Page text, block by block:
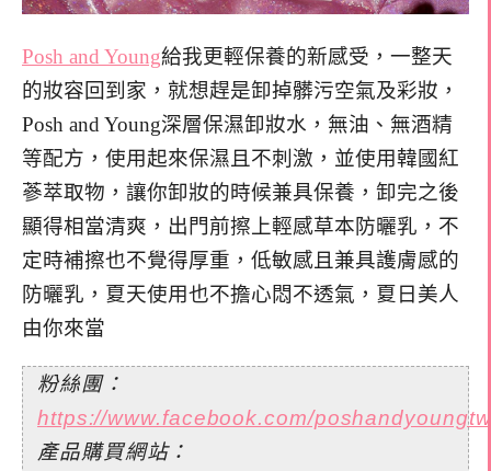
Posh and Young給我更輕保養的新感受，一整天
的妝容回到家，就想趕是卸掉髒污空氣及彩妝，
Posh and Young深層保濕卸妝水，無油、無酒精
等配方，使用起來保濕且不刺激，並使用韓國紅
蔘萃取物，讓你卸妝的時候兼具保養，卸完之後
顯得相當清爽，出門前擦上輕感草本防曬乳，不
定時補擦也不覺得厚重，低敏感且兼具護膚感的
防曬乳，夏天使用也不擔心悶不透氣，夏日美人
由你來當
粉絲團：
https://www.facebook.com/poshandyoungtw
產品購買網站：